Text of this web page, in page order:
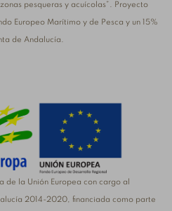
pesqueras y acuícolas”. Proyecto
Europeo Marítimo y de Pesca y un 15%
de Andalucía.
de la Unión Europea con cargo al
2014-2020, financiada como parte